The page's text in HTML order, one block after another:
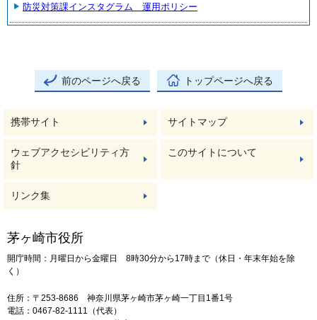
防災対策課インスタグラム 運用ポリシー
前のページへ戻る トップページへ戻る
携帯サイト サイトマップ
ウェブアクセシビリティ方
針
このサイトについて
リンク集
茅ヶ崎市役所
開庁時間：月曜日から金曜日 8時30分から17時まで（休日・年末年始を除
く）
住所：〒253-8686 神奈川県茅ヶ崎市茅ヶ崎一丁目1番1号
電話：0467-82-1111（代表）